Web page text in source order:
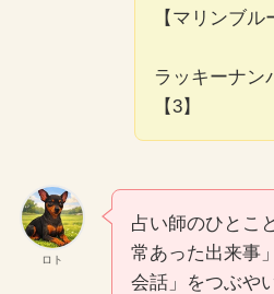
【マリンブル
ラッキーナン
【3】
ロト
占い師のひとこ
常あった出来事
会話」をつぶや